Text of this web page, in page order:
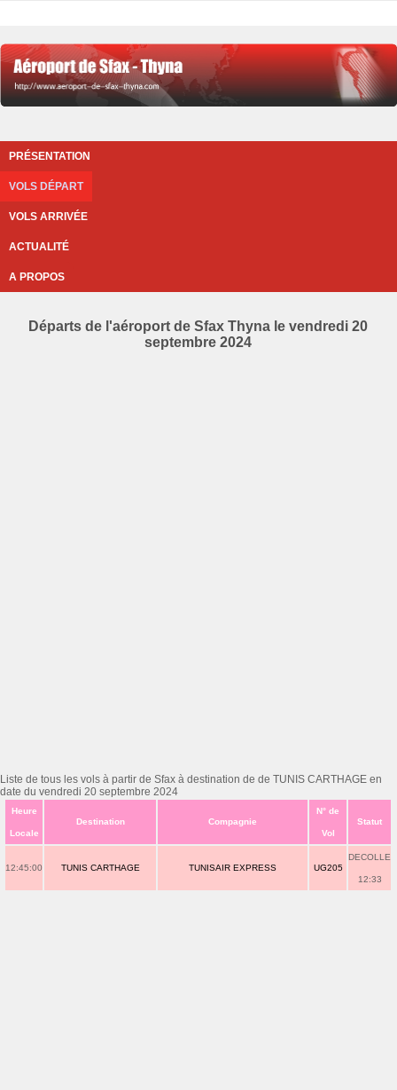
PRÉSENTATION
VOLS DÉPART
VOLS ARRIVÉE
ACTUALITÉ
A PROPOS
Départs de l'aéroport de Sfax Thyna le vendredi 20
septembre 2024
Liste de tous les vols à partir de Sfax à destination de de TUNIS CARTHAGE en
date du vendredi 20 septembre 2024
Heure
Locale
Destination Compagnie
N° de
Vol
Statut
12:45:00 TUNIS CARTHAGE TUNISAIR EXPRESS UG205
DECOLLE
12:33